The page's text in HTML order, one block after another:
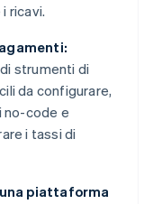
ricavi.
strumenti di
da configurare,
no-code e
i tassi di
piattaforma